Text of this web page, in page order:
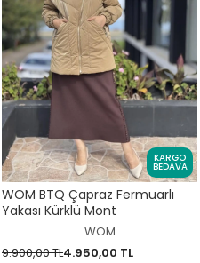
KARGO
BEDAVA
WOM BTQ Çapraz Fermuarlı
Yakası Kürklü Mont
WOM
9.900,00 TL4.950,00 TL